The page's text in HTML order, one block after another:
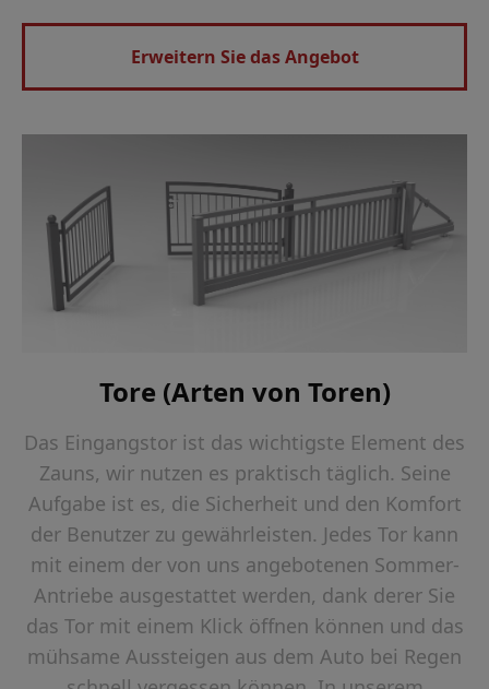
Erweitern Sie das Angebot
Tore (Arten von Toren)
Das Eingangstor ist das wichtigste Element des
Zauns, wir nutzen es praktisch täglich. Seine
Aufgabe ist es, die Sicherheit und den Komfort
der Benutzer zu gewährleisten. Jedes Tor kann
mit einem der von uns angebotenen Sommer-
Antriebe ausgestattet werden, dank derer Sie
das Tor mit einem Klick öffnen können und das
mühsame Aussteigen aus dem Auto bei Regen